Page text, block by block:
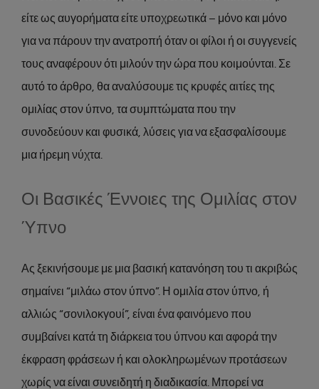
είτε ως αυγορήματα είτε υποχρεωτικά – μόνο και μόνο
για να πάρουν την ανατροπή όταν οι φίλοι ή οι συγγενείς
τους αναφέρουν ότι μιλούν την ώρα που κοιμούνται. Σε
αυτό το άρθρο, θα αναλύσουμε τις κρυφές αιτίες της
ομιλίας στον ύπνο, τα συμπτώματα που την
συνοδεύουν και φυσικά, λύσεις για να εξασφαλίσουμε
μια ήρεμη νύχτα.
Οι Βασικές Έννοιες της Ομιλίας στον
Ύπνο
Ας ξεκινήσουμε με μια βασική κατανόηση του τι ακριβώς
σημαίνει “μιλάω στον ύπνο”. Η ομιλία στον ύπνο, ή
αλλιώς “σονιλοκγουί”, είναι ένα φαινόμενο που
συμβαίνει κατά τη διάρκεια του ύπνου και αφορά την
έκφραση φράσεων ή και ολοκληρωμένων προτάσεων
χωρίς να είναι συνειδητή η διαδικασία. Μπορεί να